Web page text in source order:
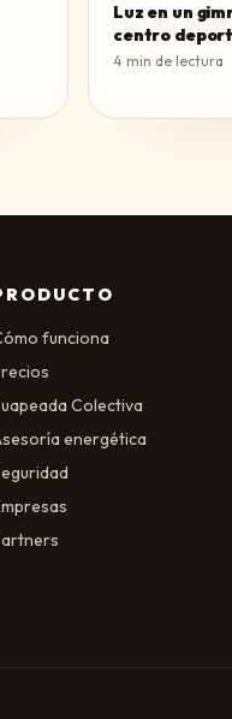
Luz en un
centro
4 min de lectura
funciona
Colectiva
energética